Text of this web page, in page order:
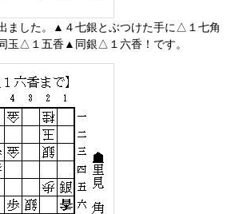
ました。▲４七銀とぶつけた手に△１七角
△１五香▲同銀△１六香！です。